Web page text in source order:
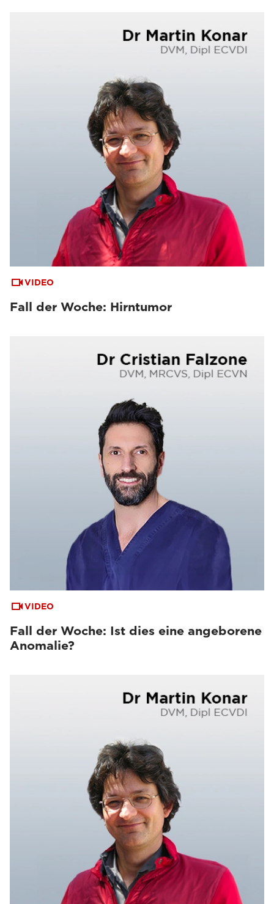
VIDEO
Fall der Woche: Hirntumor
VIDEO
Fall der Woche: Ist dies eine angeborene
Anomalie?